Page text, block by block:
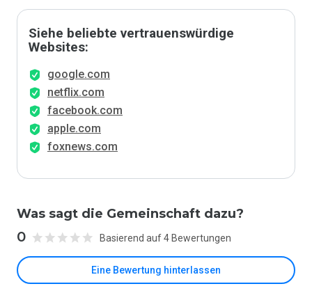
Siehe beliebte vertrauenswürdige
Websites:
google.com
netflix.com
facebook.com
apple.com
foxnews.com
Was sagt die Gemeinschaft dazu?
0 Basierend auf 4 Bewertungen
Eine Bewertung hinterlassen